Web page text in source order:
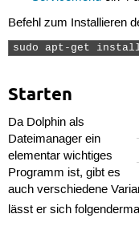
Befehl zum Installieren
sudo apt-get
Starten
Da Dolphin als
Dateimanager ein
elementar wichtiges
Programm ist, gibt es
auch verschiedene
lässt er sich